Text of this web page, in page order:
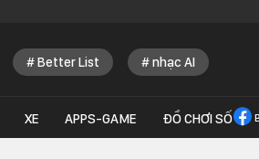
Better List nhạc AI
XE APPS-GAME ĐỒ CHƠI SỐ